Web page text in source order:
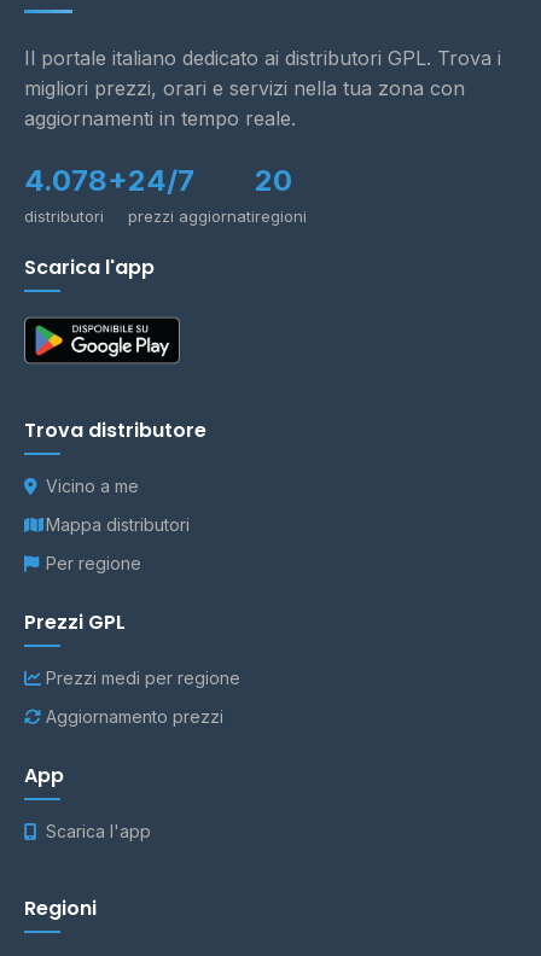
Il portale italiano dedicato ai distributori GPL. Trova i
migliori prezzi, orari e servizi nella tua zona con
aggiornamenti in tempo reale.
4.078+
distributori
24/7
prezzi aggiornati
20
regioni
Scarica l'app
Trova distributore
Vicino a me
Mappa distributori
Per regione
Prezzi GPL
Prezzi medi per regione
Aggiornamento prezzi
App
Scarica l'app
Regioni